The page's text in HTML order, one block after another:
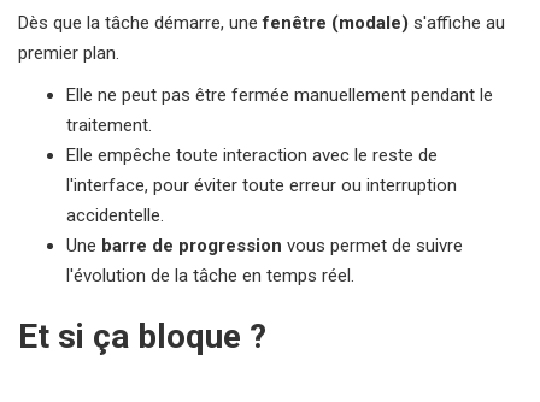
Dès que la tâche démarre, unefenêtre (modale) s'affiche au
premier plan.
Elle ne peut pas être fermée manuellement pendant le
traitement.
Elle empêche toute interaction avec le reste de
l'interface, pour éviter toute erreur ou interruption
accidentelle.
Une barre de progression vous permet de suivre
l'évolution de la tâche en temps réel.
Et si ça bloque ?